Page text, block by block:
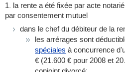
1. la rente a été fixée par acte
par consentement mutuel
dans le chef du débiteur de la
les arrérages sont
spéciales à concurrence
€ (21.600 € pour 2008 et